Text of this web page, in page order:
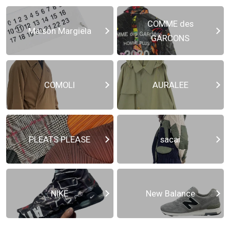
Maison Margiela
COMME des
GARCONS
COMOLI AURALEE
PLEATS PLEASE sacai
NIKE New Balance